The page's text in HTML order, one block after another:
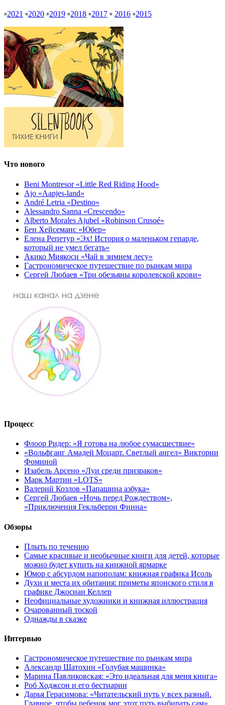
▫2021 ▫2020 ▫2019 ▫2018 ▫2017 ▫ 2016 ▫2015
Что нового
Beni Montresor «Little Red Riding Hood»
Ajo «Aapjes-land»
André Letria «Destino»
Alessandro Sanna «Crescendo»
Alberto Morales Ajubel «Robinson Crusoé»
Бен Хейсеманс «Юбер»
Елена Репетур «Эх! История о маленьком гепарде,
который не умел бегать»
Акико Миякоси «Чай в зимнем лесу»
Гастрономическое путешествие по рынкам мира
Сергей Любаев «Три обезьяны королевской крови»
Процесс
Флоор Ридер: «Я готова на любое сумасшествие»
«Вольфганг Амадей Моцарт. Светлый ангел» Виктории
Фоминой
Изабель Арсено «Луи среди призраков»
Марк Мартин «LOTS»
Валерий Козлов «Папашина азбука»
Сергей Любаев «Ночь перед Рождеством»,
«Приключения Гекльберри Финна»
Обзоры
Плыть по течению
Самые красивые и необычные книги для детей, которые
можно будет купить на книжной ярмарке
Юмор с абсурдом напополам: книжная графика Исоль
Духи и места их обитания: приметы японского стиля в
графике Джосиан Келлер
Неофициальные художники и книжная иллюстрация
Очарованный тоской
Однажды в сказке
Интервью
Гастрономическое путешествие по рынкам мира
Александр Шатохин «Голубая машинка»
Марина Павликовская: «Это идеальная для меня книга»
Роб Ходжсон и его бестиарии
Дарья Герасимова: «Читательский путь у всех разный.